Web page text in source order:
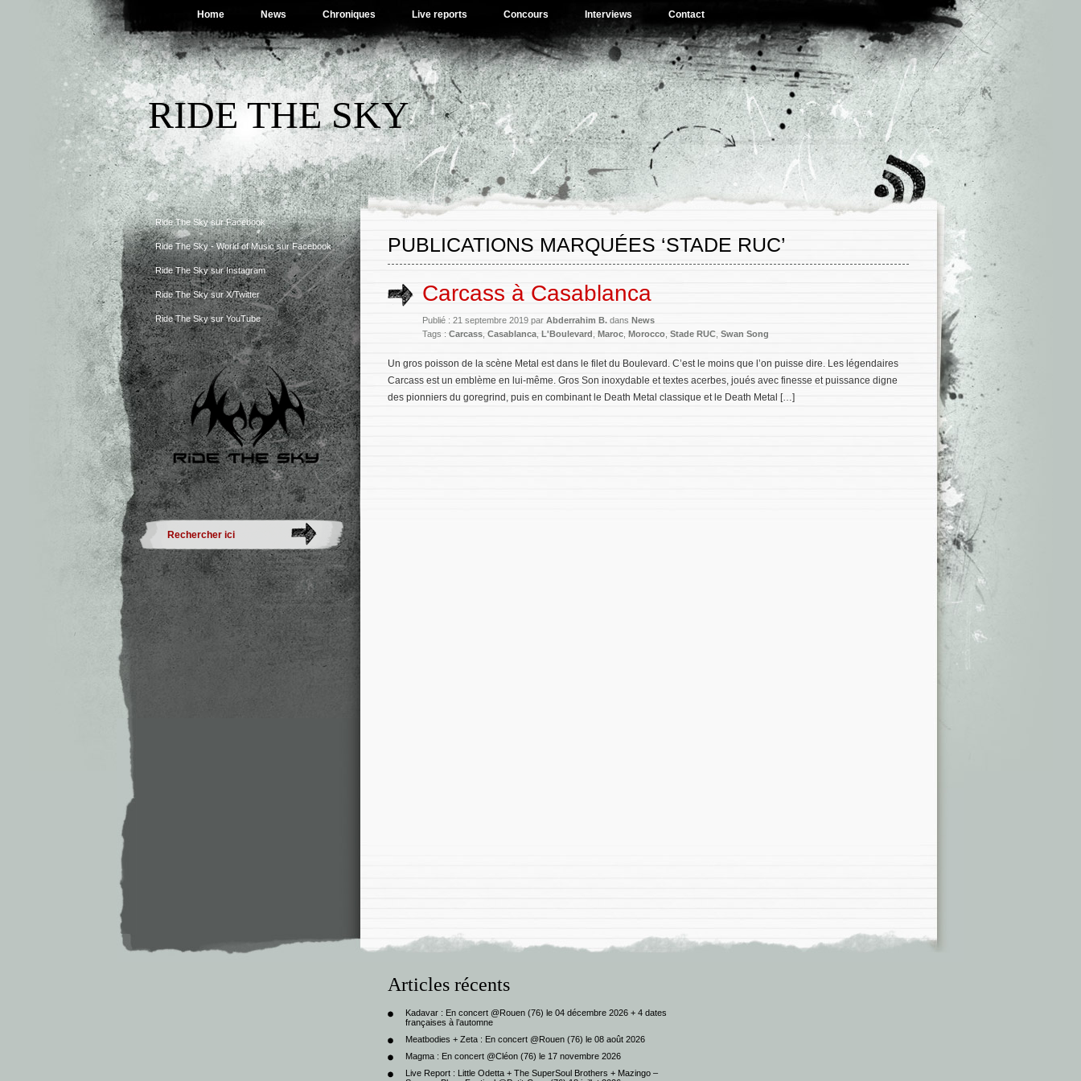
Home News Chroniques Live reports Concours Interviews Contact
RIDE THE SKY
Ride The Sky sur Facebook
Ride The Sky - World of Music sur Facebook
Ride The Sky sur Instagram
Ride The Sky sur X/Twitter
Ride The Sky sur YouTube
PUBLICATIONS MARQUÉES ‘STADE RUC’
Carcass à Casablanca
Publié : 21 septembre 2019 par Abderrahim B. dans News
Tags : Carcass Casablanca L'Boulevard Maroc Morocco Stade RUC Swan Song
Un gros poisson de la scène Metal est dans le filet du Boulevard. C’est le moins que l’on puisse dire. Les légendaires
Carcass est un emblème en lui-même. Gros Son inoxydable et textes acerbes, joués avec finesse et puissance digne
des pionniers du goregrind, puis en combinant le Death Metal classique et le Death Metal […]
Articles récents
Kadavar : En concert @Rouen (76) le 04 décembre 2026 + 4 dates
françaises à l’automne
Meatbodies + Zeta : En concert @Rouen (76) le 08 août 2026
Magma : En concert @Cléon (76) le 17 novembre 2026
Live Report : Little Odetta + The SuperSoul Brothers + Mazingo –